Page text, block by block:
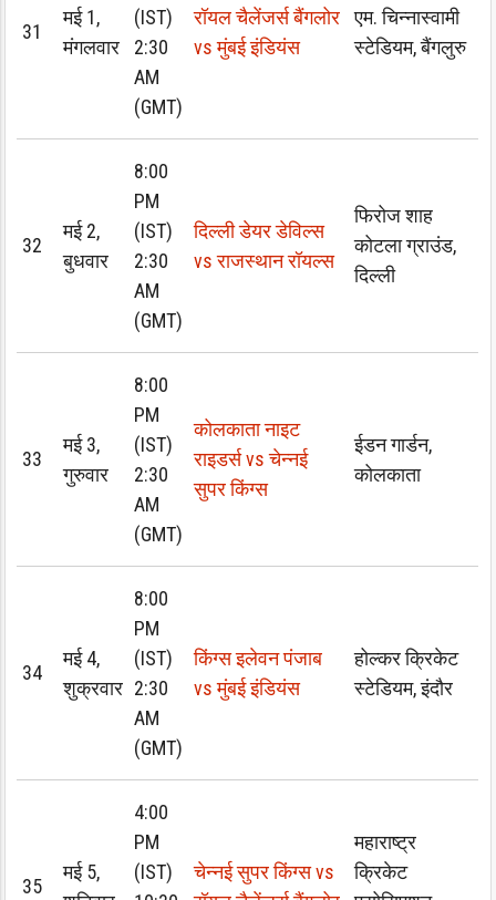
31
मई 1,
मंगलवार
(IST)
2:30
AM
(GMT)
रॉयल चैलेंजर्स बैंगलोर
vs मुंबई इंडियंस
एम. चिन्नास्वामी
स्टेडियम, बैंगलुरु
32
मई 2,
बुधवार
8:00
PM
(IST)
2:30
AM
(GMT)
दिल्ली डेयर डेविल्स
vs राजस्थान रॉयल्स
फिरोज शाह
कोटला ग्राउंड,
दिल्ली
33
मई 3,
गुरुवार
8:00
PM
(IST)
2:30
AM
(GMT)
कोलकाता नाइट
राइडर्स vs चेन्नई
सुपर किंग्स
ईडन गार्डन,
कोलकाता
34
मई 4,
शुक्रवार
8:00
PM
(IST)
2:30
AM
(GMT)
किंग्स इलेवन पंजाब
vs मुंबई इंडियंस
होल्कर क्रिकेट
स्टेडियम, इंदौर
35
मई 5,
4:00
PM
(IST)
चेन्नई सुपर किंग्स vs
महाराष्ट्र
क्रिकेट